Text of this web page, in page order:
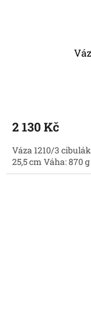
2 130 Kč
Váza 1210/3
25,5 cm Váha: 870 g